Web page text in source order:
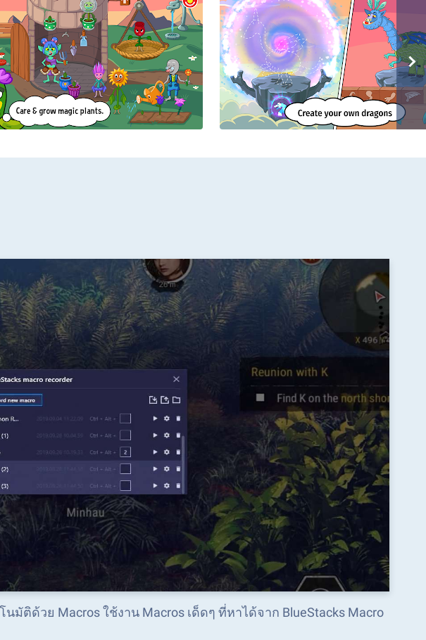
นมัติด้วย Macros ใช้งาน Macros เด็ดๆ ที่หาได้จาก BlueStacks Macro